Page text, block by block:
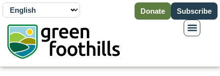
Donate Subscribe